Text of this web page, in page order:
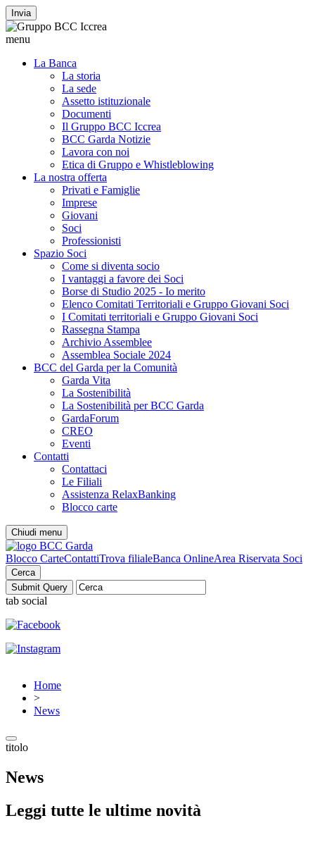
Invia
menu
La Banca
La storia
La sede
Assetto istituzionale
Documenti
Il Gruppo BCC Iccrea
BCC Garda Notizie
Lavora con noi
Etica di Gruppo e Whistleblowing
La nostra offerta
Privati e Famiglie
Imprese
Giovani
Soci
Professionisti
Spazio Soci
Come si diventa socio
I vantaggi a favore dei Soci
Borse di Studio 2025 - Io merito
Elenco Comitati Territoriali e Gruppo Giovani Soci
I Comitati territoriali e Gruppo Giovani Soci
Rassegna Stampa
Archivio Assemblee
Assemblea Sociale 2024
BCC del Garda per la Comunità
Garda Vita
La Sostenibilità
La Sostenibilità per BCC Garda
GardaForum
CREO
Eventi
Contatti
Contattaci
Le Filiali
Assistenza RelaxBanking
Blocco carte
Chiudi menu
Blocco CarteContattiTrova filialeBanca OnlineArea Riservata Soci
Cerca
tab social
Home
>
News
titolo
News
Leggi tutte le ultime novità